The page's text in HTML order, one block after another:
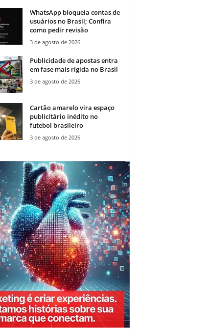
WhatsApp bloqueia contas de
usuários no Brasil; Confira
como pedir revisão
3 de agosto de 2026
Publicidade de apostas entra
em fase mais rígida no Brasil
3 de agosto de 2026
Cartão amarelo vira espaço
publicitário inédito no
futebol brasileiro
3 de agosto de 2026